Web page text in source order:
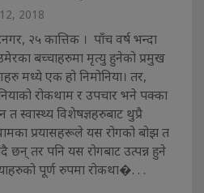
2018
२५ कात्तिक । पाँच वर्ष भन्दा
बच्चाहरुमा मृत्यु हुनेको प्रमुख
मध्ये एक हो निमोनिया। तर,
रोकथाम र उपचार भने पक्का
त स्वास्थ्य विशेषज्ञहरुबाट थुप्रै
प्रयासहरूले यस रोगको बोझ त
छन् तर पनि यस रोगबाट उत्पन्न हुने
पूर्ण रुपमा रोकथा�. . .